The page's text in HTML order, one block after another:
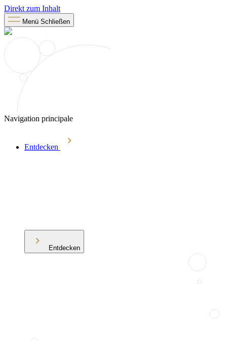
Direkt zum Inhalt
Menü Schließen
Navigation principale
Entdecken
Entdecken